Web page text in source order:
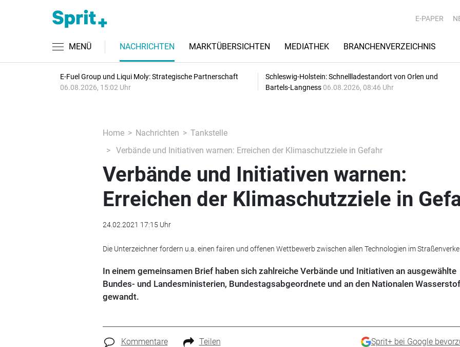
E-PAPER
MENÜ NACHRICHTEN MARKTÜBERSICHTEN MEDIATHEK BRANCHENVERZEICHNIS
E-Fuel Group und Liqui Moly: Strategische Partnerschaft
06.08.2026, 15:02 Uhr
Schleswig-Holstein: Schnellladestandort von Orlen und
Bartels-Langness 06.08.2026, 08:46 Uhr
Home Nachrichten
Tankstelle
Verbände und Initiativen warnen: Erreichen der Klimaschutzziele in Gefahr
Verbände und Initiativen warnen:
Erreichen der Klimaschutzziele in
24.02.2021 17:15 Uhr
Die Unterzeichner fordern u.a. einen fairen und offenen Wettbewerb zwischen allen Technologien im
In einem gemeinsamen Brief haben sich zahlreiche Verbände und Initiativen an ausgewählte
Bundes- und Landesministerien, Bundestagsabgeordnete und an den Nationalen
gewandt.
Kommentare Teilen Sprit+ bei Google